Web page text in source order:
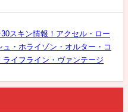
30スキン情報！アクセル・ロー
・ホライゾン・オルター・コ
ライフライン・ヴァンテージ